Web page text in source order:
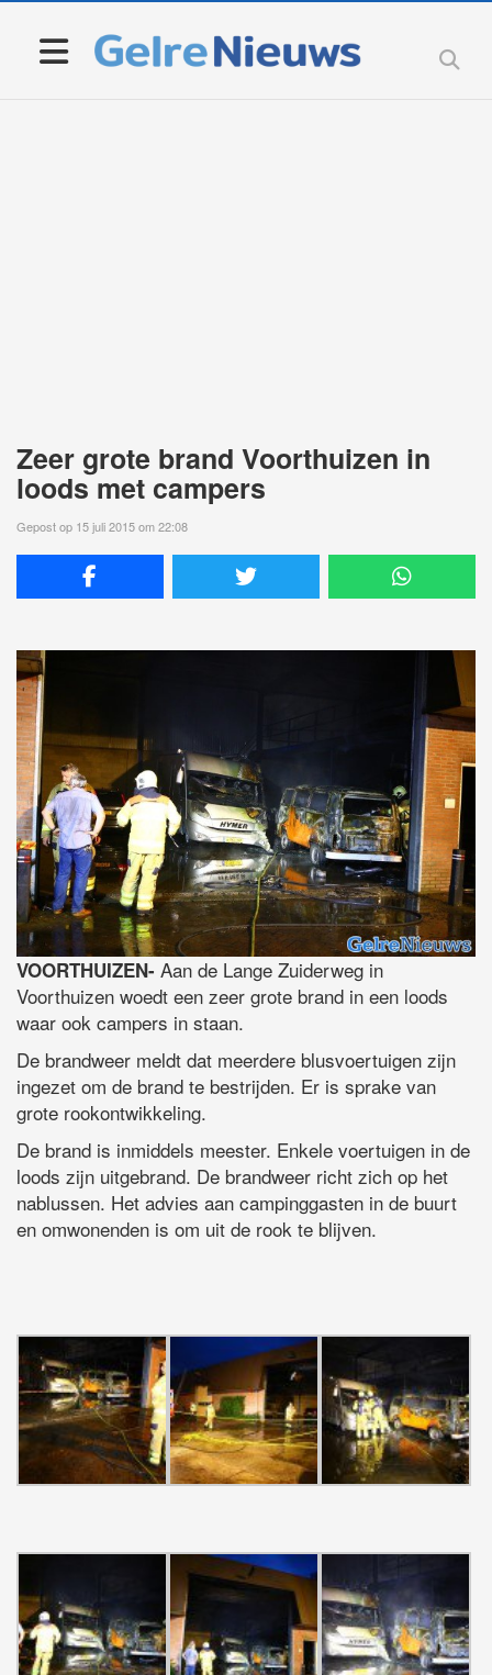
Zeer grote brand Voorthuizen in
loods met campers
Gepost op 15 juli 2015 om 22:08
VOORTHUIZEN- Aan de Lange Zuiderweg in
Voorthuizen woedt een zeer grote brand in een loods
waar ook campers in staan.
De brandweer meldt dat meerdere blusvoertuigen zijn
ingezet om de brand te bestrijden. Er is sprake van
grote rookontwikkeling.
De brand is inmiddels meester. Enkele voertuigen in de
loods zijn uitgebrand. De brandweer richt zich op het
nablussen. Het advies aan campinggasten in de buurt
en omwonenden is om uit de rook te blijven.